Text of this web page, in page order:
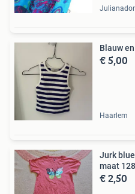
Blauw
€ 5,00
Haarlem
Jurk
maat 128
€ 2,50